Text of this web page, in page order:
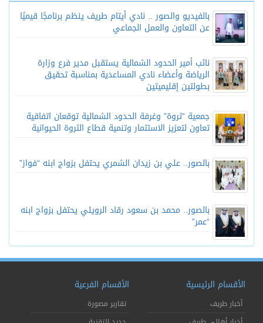
بالفيديو والصور .. نادي أيتام طريف ينظم برنامجًا قيميًا
عن التعاون والعمل الجماعي
نائب أمير الحدود الشمالية يستقبل مدير فرع وزارة
الرياضة وأعضاء نادي المساعدية بمناسبة تحقيق
بطولتين إقليميتين
جمعية “ثروة” وغرفة الحدود الشمالية توقعان اتفاقية
تعاون لتعزيز الاستثمار وتنمية قطاع الثروة الحيوانية
بالصور.. علي بن زيدان الشمري يحتفل بزواج ابنه “فواز”
بالصور.. محمد بن سعود رقاد الرويلي يحتفل بزواج ابنه
“عمر”
الأقسام الرئيسية
أخبار طريف
الأقسام الفرعية
تقارير مصورة